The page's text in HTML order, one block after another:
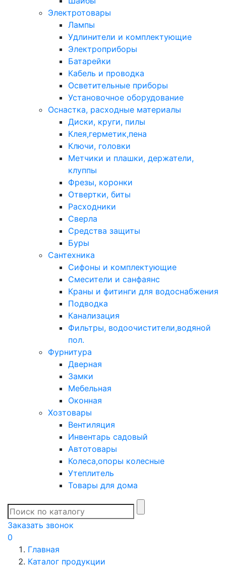
Электротовары
Лампы
Удлинители и комплектующие
Электроприборы
Батарейки
Кабель и проводка
Осветительные приборы
Установочное оборудование
Оснастка, расходные материалы
Диски, круги, пилы
Клея,герметик,пена
Ключи, головки
Метчики и плашки, держатели,
клуппы
Фрезы, коронки
Отвертки, биты
Расходники
Сверла
Средства защиты
Буры
Сантехника
Сифоны и комплектующие
Смесители и санфаянс
Краны и фитинги для водоснабжения
Подводка
Канализация
Фильтры, водоочистители,водяной
пол.
Фурнитура
Дверная
Замки
Мебельная
Оконная
Хозтовары
Вентиляция
Инвентарь садовый
Автотовары
Колеса,опоры колесные
Утеплитель
Товары для дома
Заказать звонок
0
Главная
Каталог продукции